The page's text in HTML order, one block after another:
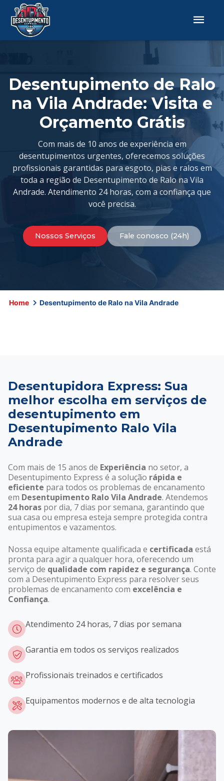
Desentupimento de Ralo
na Vila Andrade: Visita e
Orçamento Grátis
Com mais de 10 anos de experiência em
desentupimentos urgentes, oferecemos soluções
profissionais garantidas para esgoto, pias e ralos em
toda a região de Desentupimento de Ralo na Vila
Andrade. Atendimento 24 horas, com a confiança que
você precisa.
Nossos Serviços Fale conosco (24h)
Home Desentupimento de Ralo na Vila Andrade
Desentupidora Express: Sua
melhor escolha em serviços de
desentupimento em
Desentupimento Ralo Vila
Andrade
Com mais de 15 anos de Experiência no setor, a
Desentupimento Express é a solução rápida e
eficiente para todos os problemas de encanamento
em Desentupimento Ralo Vila Andrade. Atendemos
24 horas por dia, 7 dias por semana, garantindo que
sua casa ou empresa esteja sempre protegida contra
entupimentos e vazamentos.
Nossa equipe altamente qualificada e certificada está
pronta para agir a qualquer hora, oferecendo um
serviço de qualidade com rapidez e segurança. Conte
com a Desentupimento Express para resolver seus
problemas de encanamento com excelência e
Confiança.
Atendimento 24 horas, 7 dias por semana
Garantia em todos os serviços realizados
Profissionais treinados e certificados
Equipamentos modernos e de alta tecnologia